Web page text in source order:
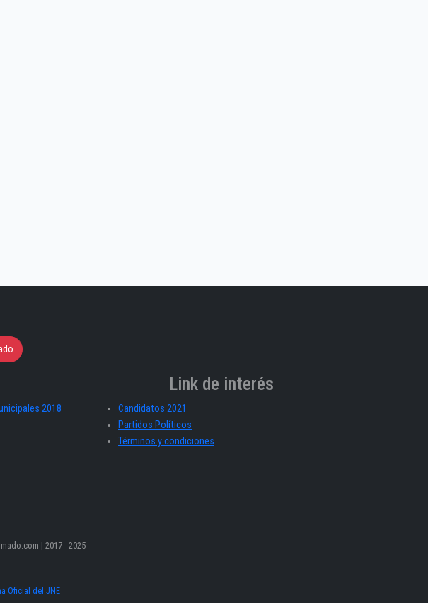
2018
Link de interés
Candidatos 2021
Partidos Políticos
Términos y condiciones
| 2017 - 2025
Oficial del JNE